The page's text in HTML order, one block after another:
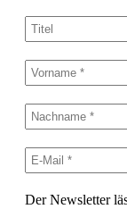
Der Newsletter